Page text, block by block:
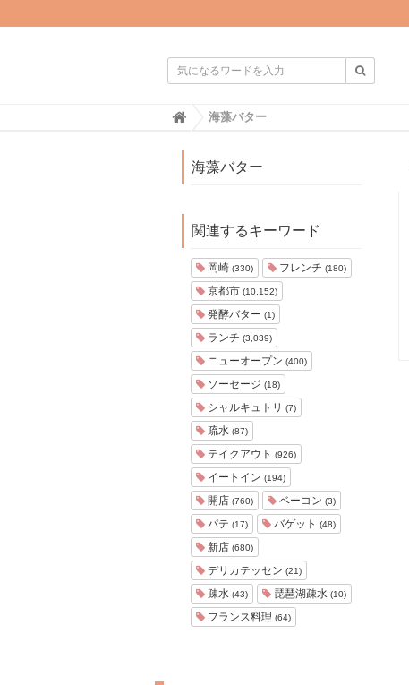
H
海藻バター
海藻バター
関連するキーワード
岡崎 (330) フレンチ (180)
京都市 (10,152)
発酵バター (1)
ランチ (3,039)
ニューオープン (400)
ソーセージ (18)
シャルキュトリ (7)
疏水 (87)
テイクアウト (926)
イートイン (194)
開店 (760) ベーコン (3)
パテ (17) バゲット (48)
新店 (680)
デリカテッセン (21)
疎水 (43) 琵琶湖疎水 (10)
フランス料理 (64)